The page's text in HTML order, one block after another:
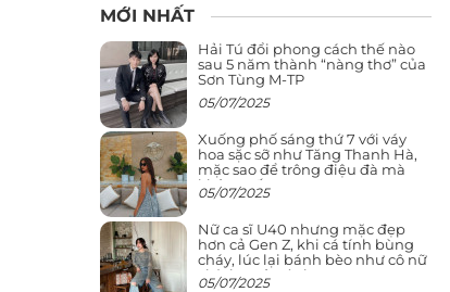
MỚI NHẤT
Hải Tú đổi phong cách thế nào
sau 5 năm thành “nàng thơ” của
Sơn Tùng M-TP
05/07/2025
Xuống phố sáng thứ 7 với váy
hoa sặc sỡ như Tăng Thanh Hà,
mặc sao để trông điệu đà mà
không sến
05/07/2025
Nữ ca sĩ U40 nhưng mặc đẹp
hơn cả Gen Z, khi cá tính bùng
cháy, lúc lại bánh bèo như cô nữ
chính ngôn tình
05/07/2025